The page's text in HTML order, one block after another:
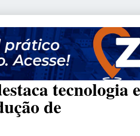
tecnologia e
de